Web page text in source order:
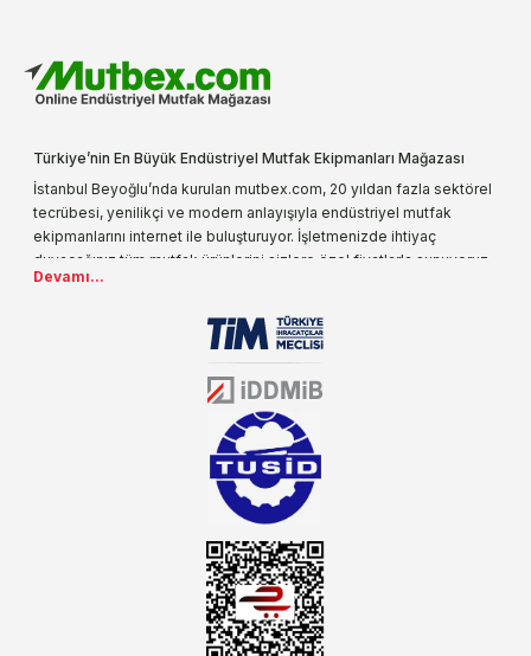
Türkiye’nin En Büyük Endüstriyel Mutfak Ekipmanları Mağazası
İstanbul Beyoğlu’nda kurulan mutbex.com, 20 yıldan fazla sektörel
tecrübesi, yenilikçi ve modern anlayışıyla endüstriyel mutfak
ekipmanlarını internet ile buluşturuyor. İşletmenizde ihtiyaç
duyacağınız tüm mutfak ürünlerini sizlere özel fiyatlarla sunuyoruz.
Endüstriyel mutfak malzemesi deyince akla gelen ilk adreslerden
sektörün farklı alanlarında da faliyet gösteren mutbex.com,
Öztiryakiler resmi bayisidir. Öztiryakiler ürünleri üzerinde büyük bir
donanıma sahip ekibi ile müşterilerine koşulsuz destek sunan
mutbex.com ile endüstriyel mutfak malzemeleri konusunda
alacağınız hizmet standartların her zaman üstünde olacaktır.
Devamı...